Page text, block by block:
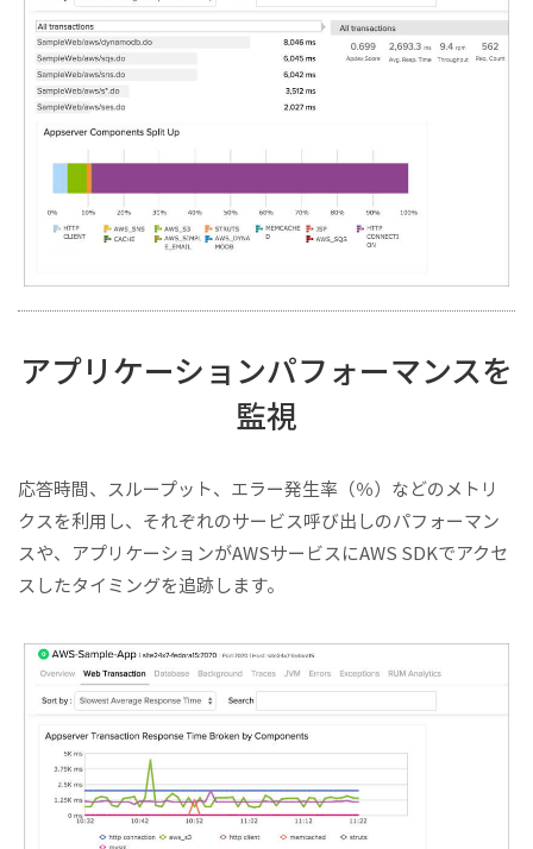
アプリケーションパフォーマンスを
監視
応答時間、スループット、エラー発生率（％）などのメトリ
クスを利用し、それぞれのサービス呼び出しのパフォーマン
スや、アプリケーションがAWSサービスにAWS SDKでアクセ
スしたタイミングを追跡します。